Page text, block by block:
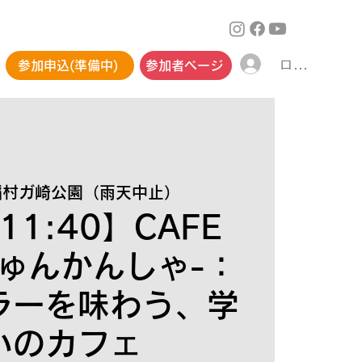
参加申込(準備中) 参加者ページ ログイン
ガ崎公園（雨天中止）
】CAFE
んかんしゃ-：
ーを味わう、学
のカフェ